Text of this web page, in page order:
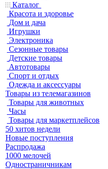
Каталог
Красота и здоровье
Дом и дача
Игрушки
Электроника
Сезонные товары
Детские товары
Автотовары
Спорт и отдых
Одежда и аксессуары
Товары из телемагазинов
Товары для животных
Часы
Товары для маркетплейсов
50 хитов недели
Новые поступления
Распродажа
1000 мелочей
Одностраничникам